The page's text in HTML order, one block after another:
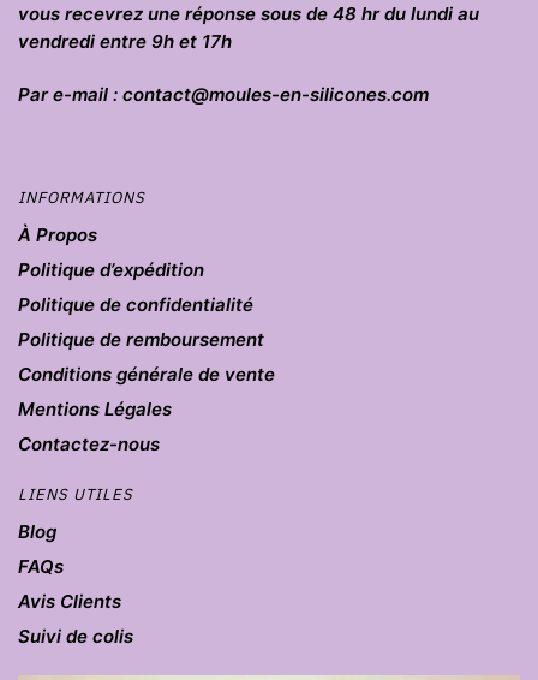
vous recevrez une réponse sous de 48 hr du lundi au
vendredi entre 9h et 17h
Par e-mail : contact@moules-en-silicones.com
INFORMATIONS
À Propos
Politique d’expédition
Politique de confidentialité
Politique de remboursement
Conditions générale de vente
Mentions Légales
Contactez-nous
LIENS UTILES
Blog
FAQs
Avis Clients
Suivi de colis